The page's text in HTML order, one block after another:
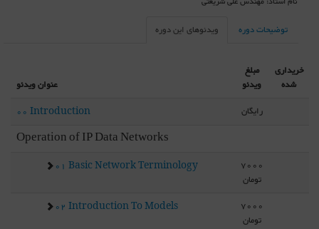
توضیحات دوره ویدئوهای این دوره
عنوان ویدئو
مبلغ
ویدئو
خریداری
شده
00 Introduction
رایگان
Operation of IP Data Networks
01 Basic Network Terminology
7000
تومان
02 Introduction To Models
7000
تومان